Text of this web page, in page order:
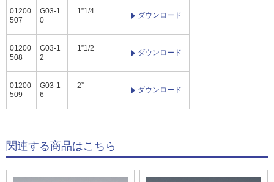
01200
507
G03-1
0
01200
508
G03-1
2
01200
509
G03-1
6
1”1/4
1”1/2
2”
ダウンロード
ダウンロード
ダウンロード
関連する商品はこちら